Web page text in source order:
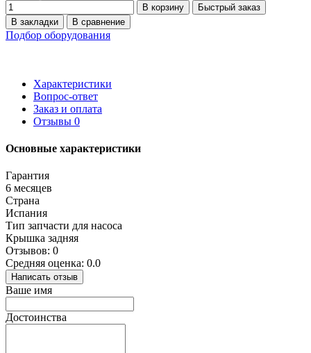
В корзину
Быстрый заказ
В закладки
В сравнение
Подбор оборудования
Характеристики
Вопрос-ответ
Заказ и оплата
Отзывы 0
Основные характеристики
Гарантия
6 месяцев
Страна
Испания
Тип запчасти для насоса
Крышка задняя
Отзывов: 0
Средняя оценка: 0.0
Написать отзыв
Ваше имя
Достоинства